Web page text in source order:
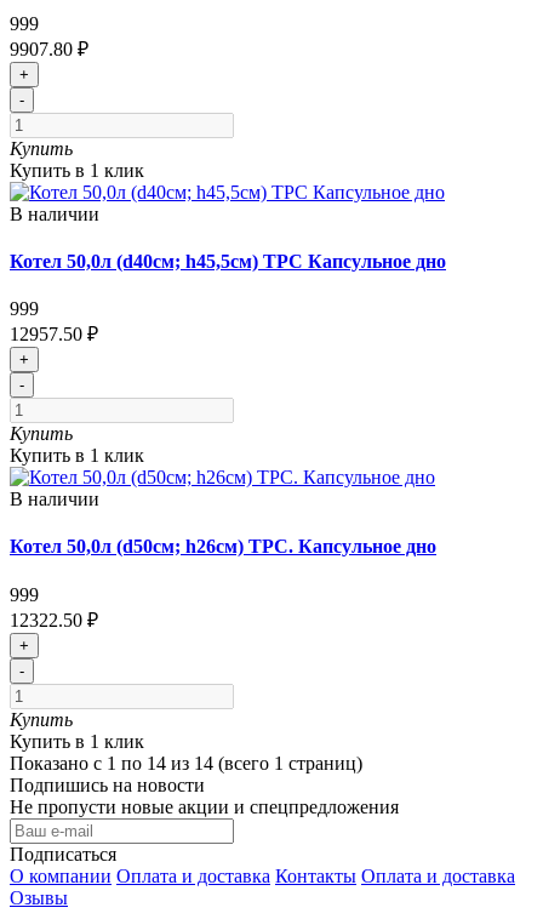
999
9907.80 ₽
+
-
Купить
Купить в 1 клик
В наличии
Котел 50,0л (d40см; h45,5см) ТРС Капсульное дно
999
12957.50 ₽
+
-
Купить
Купить в 1 клик
В наличии
Котел 50,0л (d50см; h26см) ТРС. Капсульное дно
999
12322.50 ₽
+
-
Купить
Купить в 1 клик
Показано с 1 по 14 из 14 (всего 1 страниц)
Подпишись на новости
Не пропусти новые акции и спецпредложения
Подписаться
О компании Оплата и доставка Контакты Оплата и доставка
Озывы